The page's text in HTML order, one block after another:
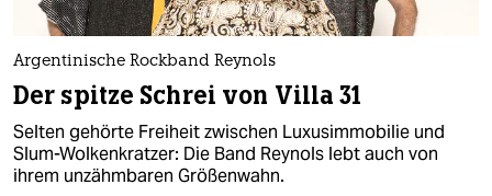
Argentinische Rockband Reynols
Der spitze Schrei von Villa 31
Selten gehörte Freiheit zwischen Luxusimmobilie und
Slum-Wolkenkratzer: Die Band Reynols lebt auch von
ihrem unzähmbaren Größenwahn.